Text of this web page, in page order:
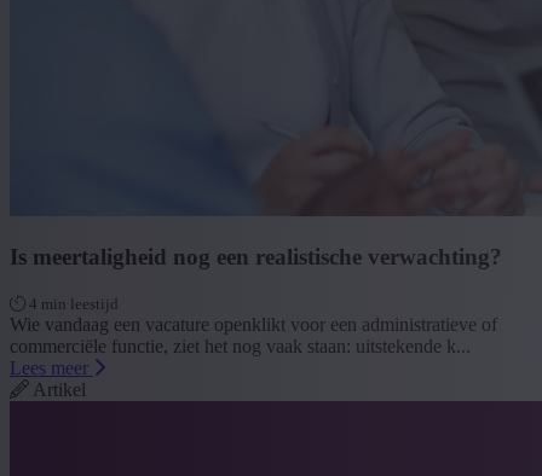
Is meertaligheid nog een realistische verwachting?
4 min leestijd
Wie vandaag een vacature openklikt voor een administratieve of
commerciële functie, ziet het nog vaak staan: uitstekende k...
Lees meer
Artikel